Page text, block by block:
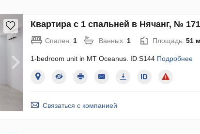
Квартира с 1 спальней в Нячанг, №
Спален: 1 Ванных: 1 Площадь: 51
1-bedroom unit in MT Oceanus. ID S144 Подробнее
Связаться с компанией